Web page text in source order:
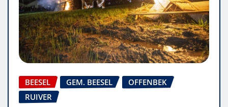
BEESEL GEM. BEESEL
OFFENBEK
RUIVER